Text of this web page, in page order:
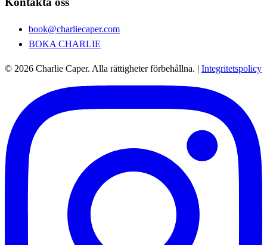
book@charliecaper.com
BOKA CHARLIE
© 2026 Charlie Caper. Alla rättigheter förbehållna. | Integritetspolicy